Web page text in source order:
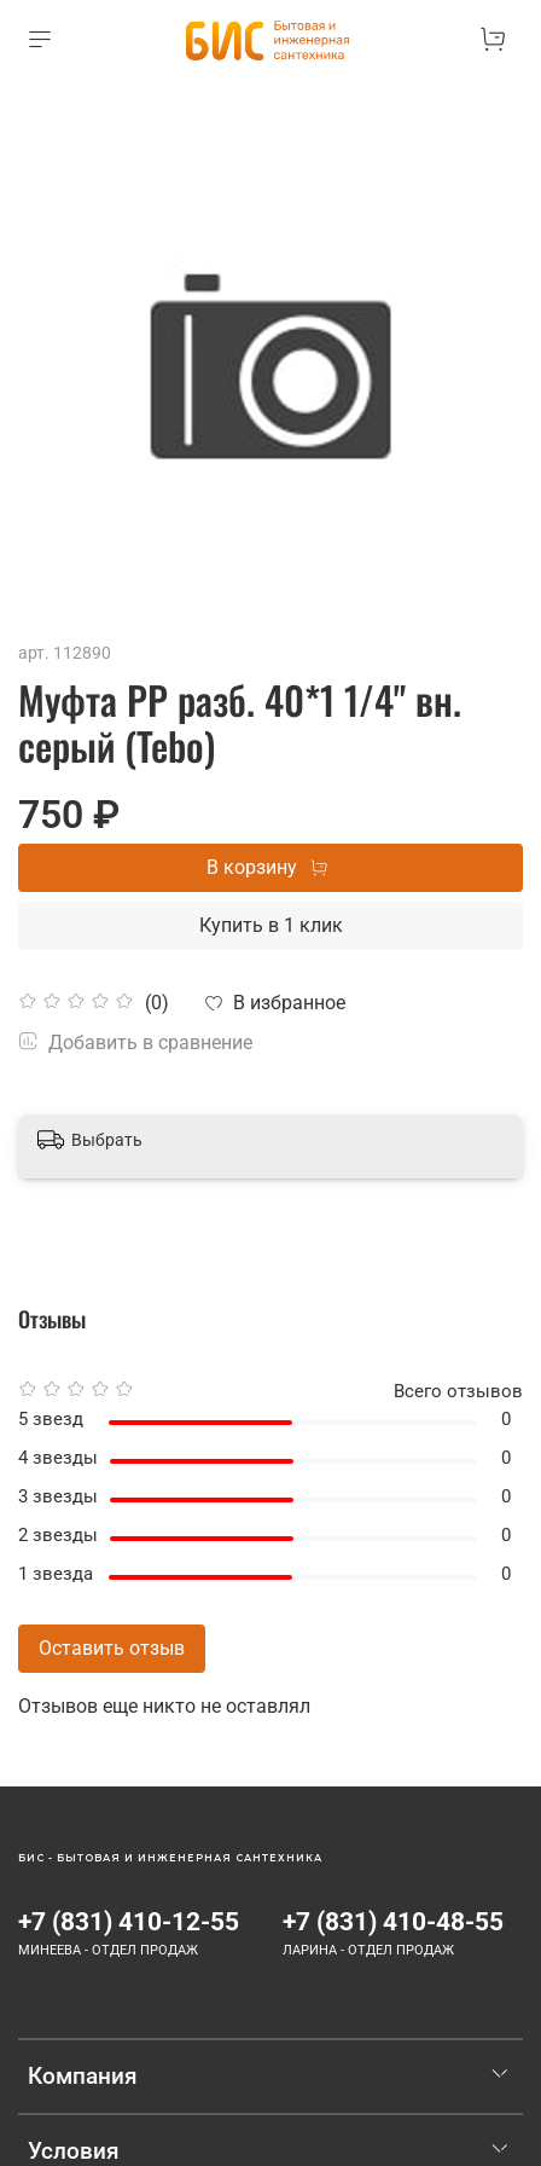
арт. 112890
Муфта РР разб. 40*1 1/4" вн.
серый (Tebo)
(0)
В избранное
Добавить в сравнение
750 ₽
В корзину
Купить в 1 клик
Выбрать
Отзывы
Отзывов еще никто не оставлял
Всего отзывов
5 звезд
0
4 звезды
0
3 звезды
0
2 звезды
0
1 звезда
0
Оставить отзыв
Компания
Условия
+7 (831) 410-12-55
МИНЕЕВА - ОТДЕЛ ПРОДАЖ
+7 (831) 410-48-55
ЛАРИНА - ОТДЕЛ ПРОДАЖ
БИС - БЫТОВАЯ И ИНЖЕНЕРНАЯ САНТЕХНИКА